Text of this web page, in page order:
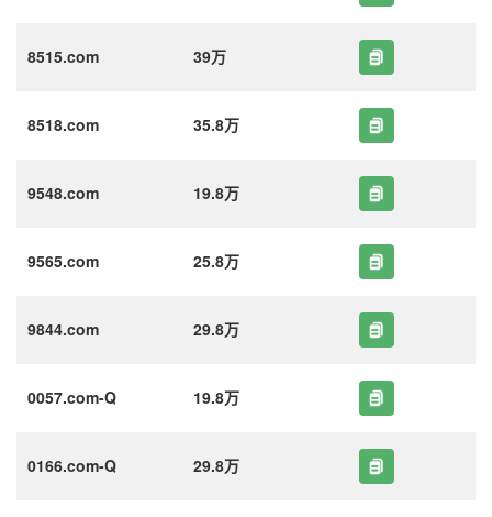
8515.com 39万
8518.com 35.8万
9548.com 19.8万
9565.com 25.8万
9844.com 29.8万
0057.com-Q 19.8万
0166.com-Q 29.8万